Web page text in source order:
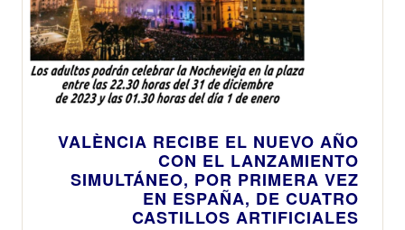
VALÈNCIA RECIBE EL NUEVO AÑO
CON EL LANZAMIENTO
SIMULTÁNEO, POR PRIMERA VEZ
EN ESPAÑA, DE CUATRO
CASTILLOS ARTIFICIALES